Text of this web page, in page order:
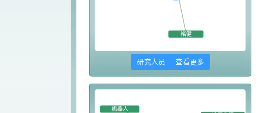
研究人员 查看更多